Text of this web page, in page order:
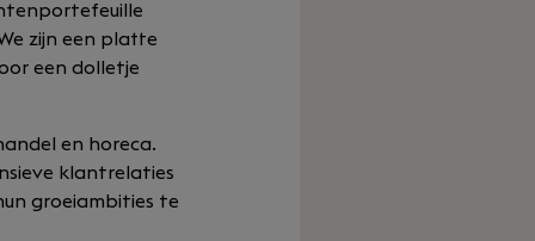
zijn een platte
een dolletje
en horeca.
klantrelaties
groeiambities te